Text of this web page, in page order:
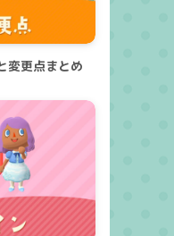
変更点まとめ